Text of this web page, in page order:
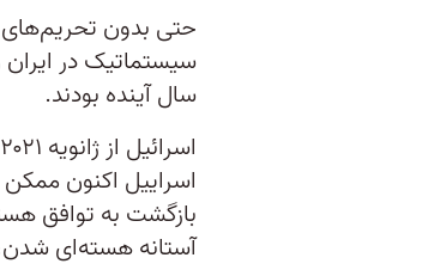
حتی بدون تحریم‌های
سیستماتیک در
سال آینده بودند.
اسراییل اکنون
بازگشت به توافق
آستانه هسته‌ای